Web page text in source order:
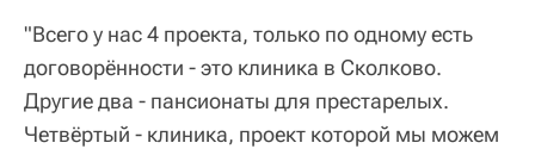
"Всего у нас 4 проекта, только по одному есть
договорённости - это клиника в Сколково.
Другие два - пансионаты для престарелых.
Четвёртый - клиника, проект которой мы можем